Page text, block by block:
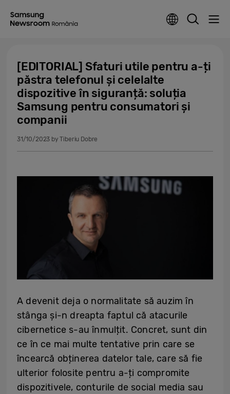
[EDITORIAL] Sfaturi utile pentru a-ți
păstra telefonul și celelalte
dispozitive în siguranță: soluția
Samsung pentru consumatori și
companii
31/10/2023 by Tiberiu Dobre
A devenit deja o normalitate să auzim în
stânga și-n dreapta faptul că atacurile
cibernetice s-au înmulțit. Concret, sunt din
ce în ce mai multe tentative prin care se
încearcă obținerea datelor tale, care să fie
ulterior folosite pentru a-ți compromite
dispozitivele, conturile de social media sau